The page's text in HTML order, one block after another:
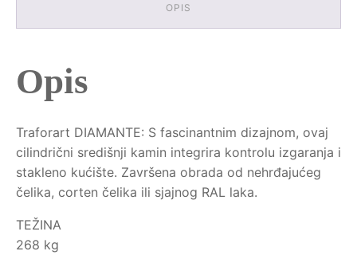
OPIS
Opis
Traforart DIAMANTE: S fascinantnim dizajnom, ovaj
cilindrični središnji kamin integrira kontrolu izgaranja i
stakleno kućište. Završena obrada od nehrđajućeg
čelika, corten čelika ili sjajnog RAL laka.
TEŽINA
268 kg